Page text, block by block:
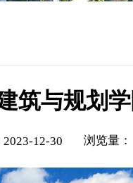
筑与规划
2023-12-30 浏览量：